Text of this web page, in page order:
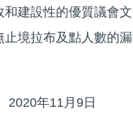
建設性的優質議會
止境拉布及點人數的
2020年11月9日